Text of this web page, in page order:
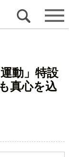
動」特設
真心を込